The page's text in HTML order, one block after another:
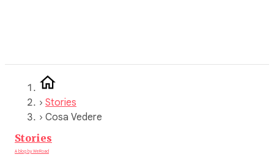
› Stories
› Cosa Vedere
Stories
A blog by WeRoad